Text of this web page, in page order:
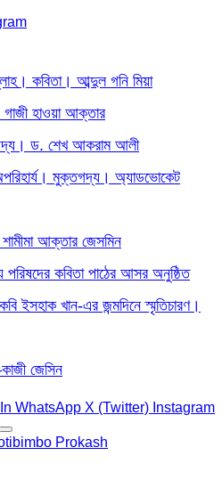
কবিতা। আব্দুল গনি মিয়া
হাওয়া আক্তার
ড. শেখ আকরাম আলী
মুক্তগদ্য। অ্যাডভোকেট
আক্তার জেসমিন
পরিষদের কবিতা পাঠের আসর অনুষ্ঠিত
ইসহাক খান-এর জন্মদিনে স্মৃতিচারণ।
জেসিন
WhatsApp X (Twitter) Instagram